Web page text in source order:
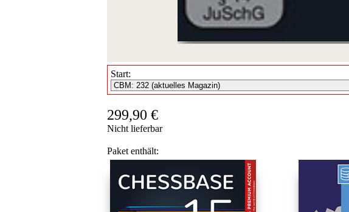
Start:
299,90 €
Nicht lieferbar
Paket enthält: